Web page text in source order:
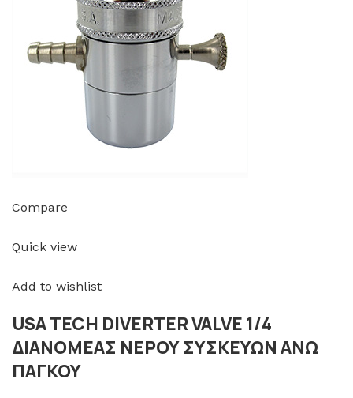
Compare
Quick view
Add to wishlist
USA TECH DIVERTER VALVE 1/4
ΔΙΑΝΟΜΕΑΣ ΝΕΡΟΥ ΣΥΣΚΕΥΩΝ ΑΝΩ
ΠΑΓΚΟΥ